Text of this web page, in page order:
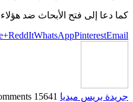
كما دعا إلى فتح الأبحاث ضد
ReddItWhatsAppPinterestEmail
جريدة بريس ميديا 15641 posts